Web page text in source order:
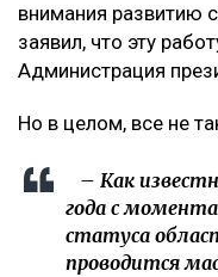
внимания развитию
заявил, что эту
Администрация
Но в целом, все не
– Как
года с момента
статуса
проводится